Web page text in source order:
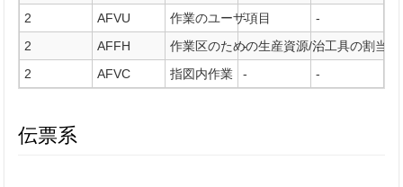
2
AFVU 作業のユーザ項目
-
-
2
AFFH 作業区のための生産資源/治工具の割当デ
-
-
2
AFVC 指図内作業 - -
伝票系